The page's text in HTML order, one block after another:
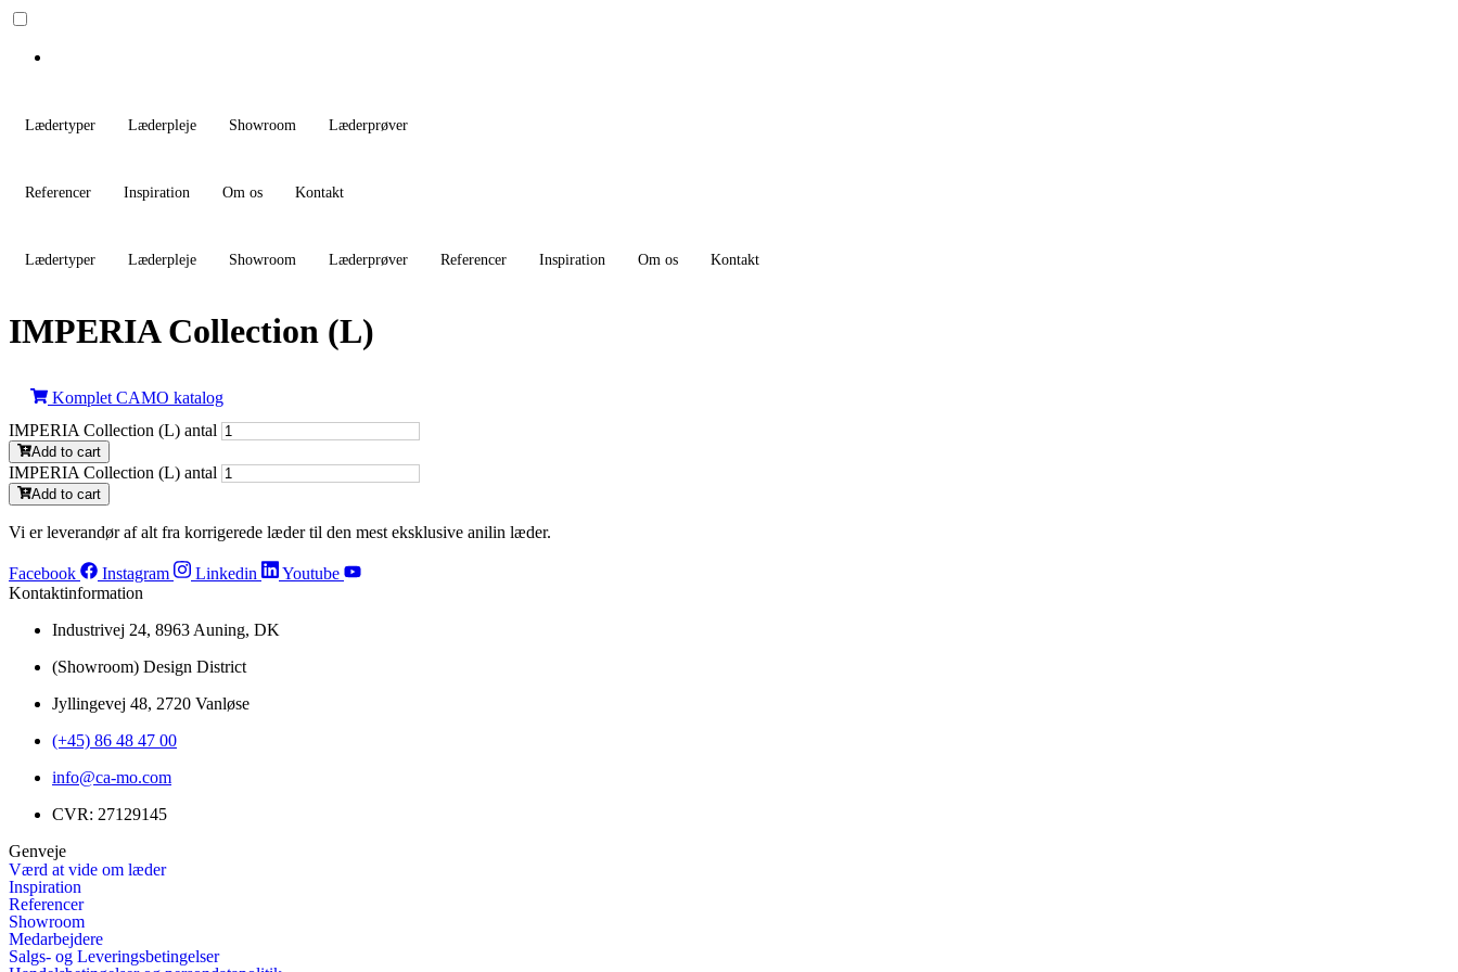
Lædertyper Læderpleje Showroom Læderprøver
Referencer Inspiration Om os Kontakt
Lædertyper Læderpleje Showroom Læderprøver Referencer Inspiration Om os Kontakt
IMPERIA Collection (L)
Komplet CAMO katalog
IMPERIA Collection (L) antal
Add to cart
IMPERIA Collection (L) antal
Add to cart
Vi er leverandør af alt fra korrigerede læder til den mest eksklusive anilin læder.
Facebook Instagram Linkedin
Youtube
Kontaktinformation
Industrivej 24, 8963 Auning, DK
(Showroom) Design District
Jyllingevej 48, 2720 Vanløse
(+45) 86 48 47 00
info@ca-mo.com
CVR: 27129145
Genveje
Værd at vide om læder
Inspiration
Referencer
Showroom
Medarbejdere
Salgs- og Leveringsbetingelser